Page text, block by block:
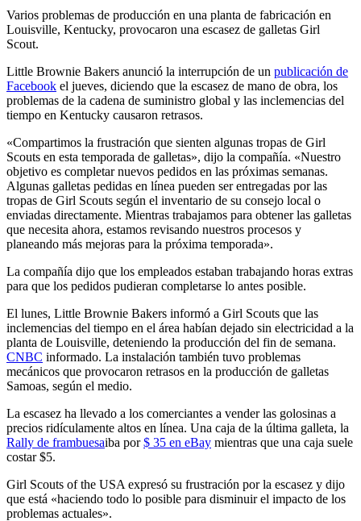
Varios problemas de producción en una planta de fabricación en
Louisville, Kentucky, provocaron una escasez de galletas Girl
Scout.
Little Brownie Bakers anunció la interrupción de un publicación de
Facebook el jueves, diciendo que la escasez de mano de obra, los
problemas de la cadena de suministro global y las inclemencias del
tiempo en Kentucky causaron retrasos.
«Compartimos la frustración que sienten algunas tropas de Girl
Scouts en esta temporada de galletas», dijo la compañía. «Nuestro
objetivo es completar nuevos pedidos en las próximas semanas.
Algunas galletas pedidas en línea pueden ser entregadas por las
tropas de Girl Scouts según el inventario de su consejo local o
enviadas directamente. Mientras trabajamos para obtener las galletas
que necesita ahora, estamos revisando nuestros procesos y
planeando más mejoras para la próxima temporada».
La compañía dijo que los empleados estaban trabajando horas extras
para que los pedidos pudieran completarse lo antes posible.
El lunes, Little Brownie Bakers informó a Girl Scouts que las
inclemencias del tiempo en el área habían dejado sin electricidad a la
planta de Louisville, deteniendo la producción del fin de semana.
CNBC informado. La instalación también tuvo problemas
mecánicos que provocaron retrasos en la producción de galletas
Samoas, según el medio.
La escasez ha llevado a los comerciantes a vender las golosinas a
precios ridículamente altos en línea. Una caja de la última galleta, la
Rally de frambuesaiba por$ 35 en eBay mientras que una caja suele
costar $5.
Girl Scouts of the USA expresó su frustración por la escasez y dijo
que está «haciendo todo lo posible para disminuir el impacto de los
problemas actuales».